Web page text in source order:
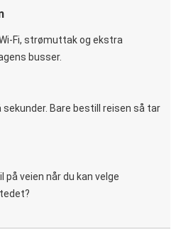
Fi, strømuttak og ekstra
busser.
sekunder. Bare bestill reisen så tar
på veien når du kan velge